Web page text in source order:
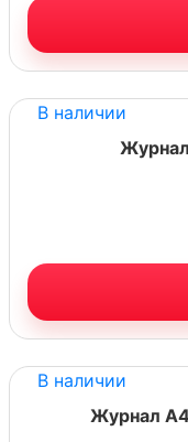
В наличии
В наличии
Журнал